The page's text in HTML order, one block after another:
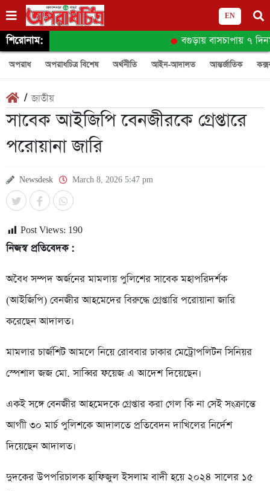
EN
শিরোনাম: বগুড়ায় বাসচাপায় ৭
অপরাধ অপরাধচিত্র বিশেষ অর্থনীতি আইন-আদালত আন্তর্জাতিক
/জাতীয়
সাবেক আইজিপি ‎বেনজীরকে গ্রেপ্তারে
পরোয়ানা জারি
Newsdesk March 8, 2026 5:47 pm
Post Views: 190
নিজস্ব প্রতিবেদক :
অবৈধ সম্পদ অর্জনের মামলায় পুলিশের সাবেক মহাপরিদর্শক
(আইজিপি) বেনজীর আহমেদের বিরুদ্ধে গ্রেপ্তারি পরোয়ানা জারি
করেছেন আদালত।
‎‎মামলার চার্জশিট আমলে নিয়ে রোববার ঢাকার মেট্রোপলিটন সিনিয়র
স্পেশাল জজ মো. সাব্বির ফয়েজ এ আদেশ দিয়েছেন।
‎‎একই সঙ্গে বেনজীর আহমেদকে গ্রেপ্তার করা গেল কি না সেই সংক্রান্তে
আগাী ৩০ মার্চ পুলিশকে আদালতে প্রতিবেদন দাখিলের নির্দেশ
দিয়েছেন আদালত।
‎‎দুদকের উপপরিচালক হাফিজুল ইসলাম বাদী হয়ে ২০২৪ সালের ১৫